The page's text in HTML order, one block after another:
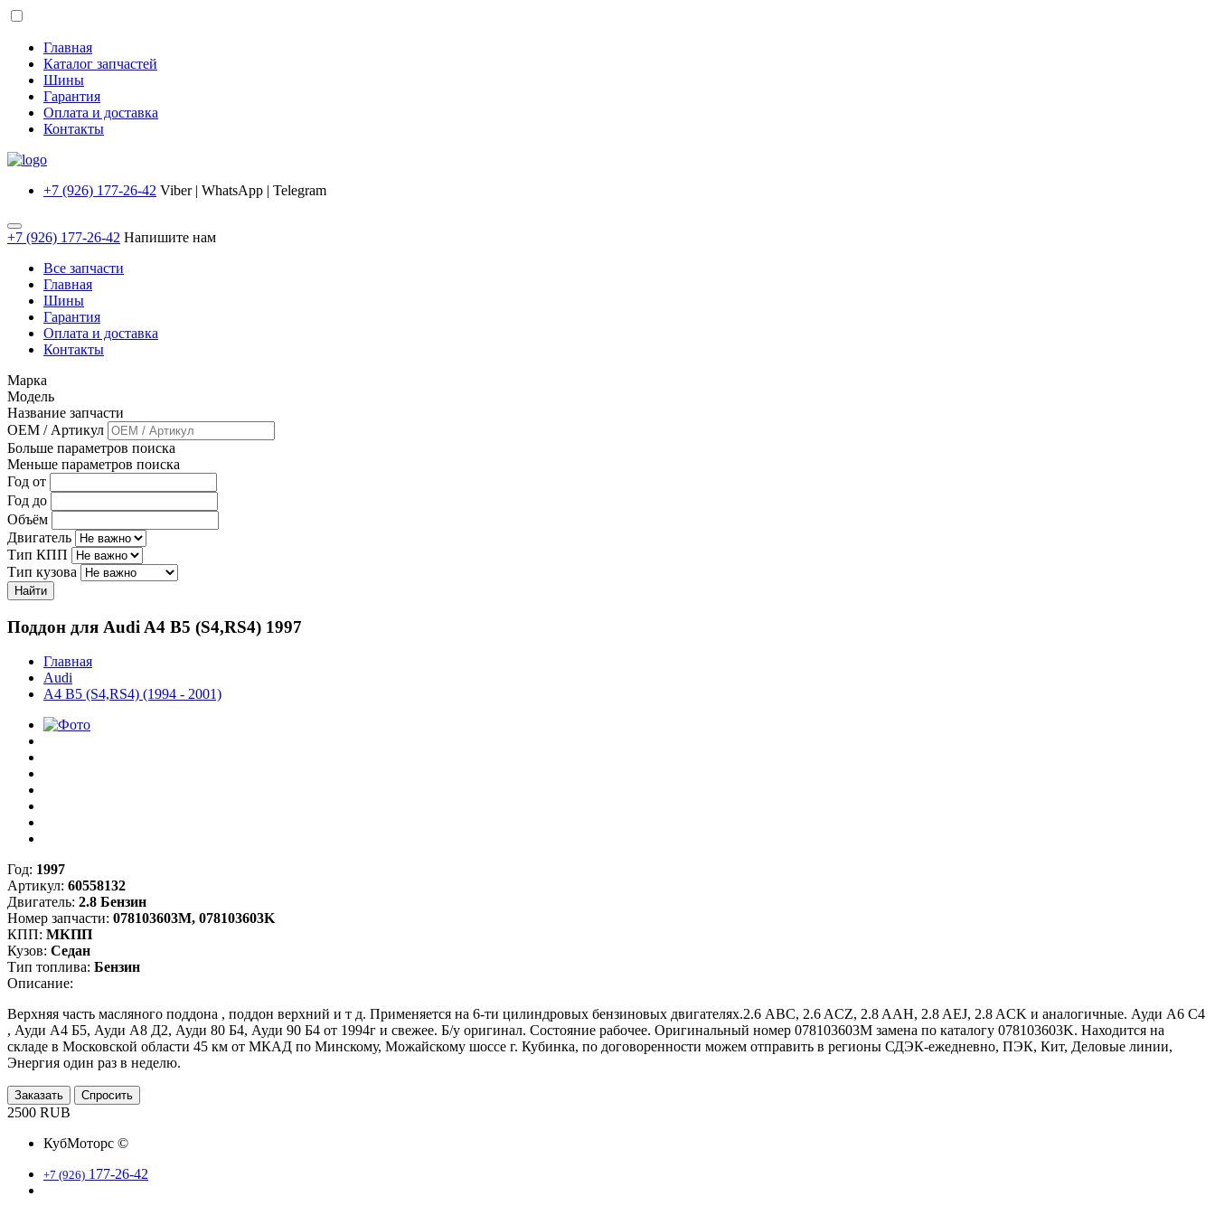
Главная
Каталог запчастей
Шины
Гарантия
Оплата и доставка
Контакты
+7 (926) 177-26-42 Viber | WhatsApp | Telegram
+7 (926) 177-26-42 Напишите нам
Все запчасти
Главная
Шины
Гарантия
Оплата и доставка
Контакты
Марка
Модель
Название запчасти
OEM / Артикул
Больше параметров поиска
Меньше параметров поиска
Год от
Год до
Объём
Двигатель
Тип КПП
Тип кузова
Найти
Поддон для Audi A4 B5 (S4,RS4) 1997
Главная
Audi
A4 B5 (S4,RS4) (1994 - 2001)
Год: 1997
Артикул: 60558132
Двигатель: 2.8 Бензин
Номер запчасти: 078103603M, 078103603K
КПП: МКПП
Кузов: Седан
Тип топлива: Бензин
Описание:
Верхняя часть масляного поддона , поддон верхний и т д. Применяется на 6-ти цилиндровых бензиновых двигателях.2.6 ABC, 2.6 ACZ, 2.8 AAH, 2.8 AEJ, 2.8 ACK и аналогичные. Ауди А6 С4
, Ауди А4 Б5, Ауди А8 Д2, Ауди 80 Б4, Ауди 90 Б4 от 1994г и свежее. Б/у оригинал. Состояние рабочее. Оригинальный номер 078103603M замена по каталогу 078103603K. Находится на
складе в Московской области 45 км от МКАД по Минскому, Можайскому шоссе г. Кубинка, по договоренности можем отправить в регионы СДЭК-ежедневно, ПЭК, Кит, Деловые линии,
Энергия один раз в неделю.
Заказать Спросить
2500 RUB
КубМоторс ©
+7 (926) 177-26-42